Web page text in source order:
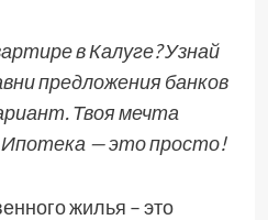
в Калуге? Узнай
предложения банков
Твоя мечта
— это просто!
жилья – это